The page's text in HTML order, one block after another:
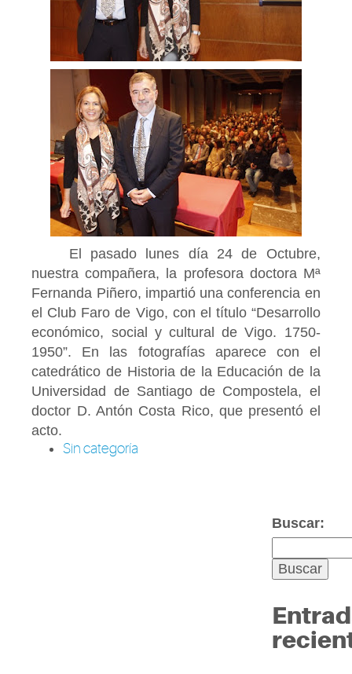
El pasado lunes día 24 de Octubre,
nuestra compañera, la profesora doctora Mª
Fernanda Piñero, impartió una conferencia en
el Club Faro de Vigo, con el título “Desarrollo
económico, social y cultural de Vigo. 1750-
1950”. En las fotografías aparece con el
catedrático de Historia de la Educación de la
Universidad de Santiago de Compostela, el
doctor D. Antón Costa Rico, que presentó el
acto.
Sin categoría
Buscar: